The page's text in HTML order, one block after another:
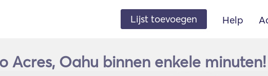
Lijst toevoegen Help
Acres, Oahu binnen enkele minuten!